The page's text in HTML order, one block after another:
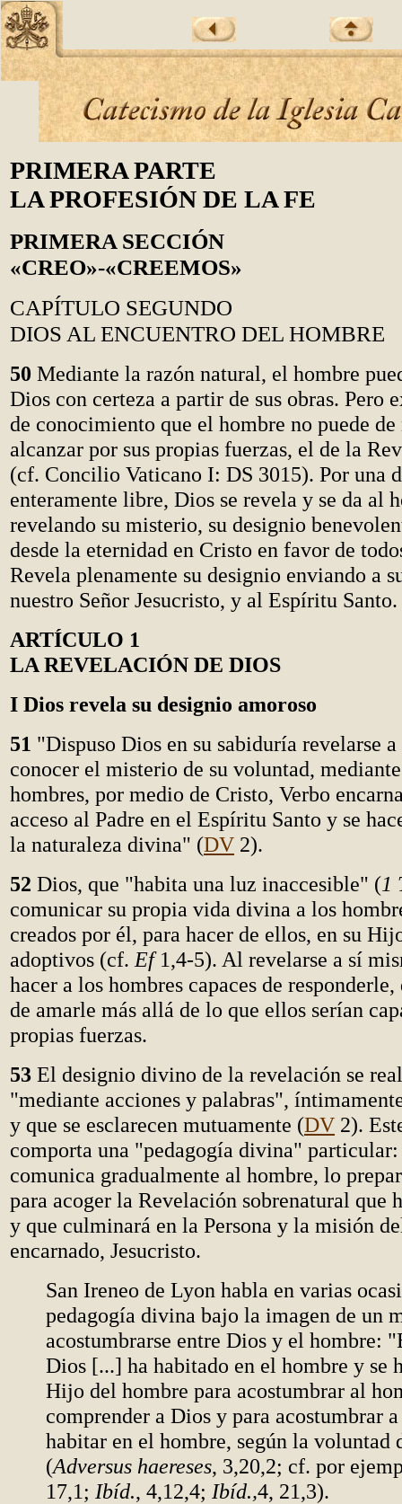
PRIMERA PARTE
LA PROFESIÓN DE LA FE
PRIMERA SECCIÓN
«CREO»-«CREEMOS»
CAPÍTULO SEGUNDO
DIOS AL ENCUENTRO DEL HOMBRE
50 Mediante la razón natural, el hombre
Dios con certeza a partir de sus obras. Pero
de conocimiento que el hombre no puede
alcanzar por sus propias fuerzas, el de la
(cf. Concilio Vaticano I: DS 3015). Por una
enteramente libre, Dios se revela y se da al
revelando su misterio, su designio
desde la eternidad en Cristo en favor de
Revela plenamente su designio enviando a
nuestro Señor Jesucristo, y al Espíritu Santo.
ARTÍCULO 1
LA REVELACIÓN DE DIOS
I Dios revela su designio amoroso
51 "Dispuso Dios en su sabiduría revelarse
conocer el misterio de su voluntad,
hombres, por medio de Cristo, Verbo
acceso al Padre en el Espíritu Santo y se
la naturaleza divina" (DV 2).
52 Dios, que "habita una luz inaccesible" (1
comunicar su propia vida divina a los
creados por él, para hacer de ellos, en su
adoptivos (cf. Ef1,4-5). Al revelarse a sí
hacer a los hombres capaces de
de amarle más allá de lo que ellos serían
propias fuerzas.
53 El designio divino de la revelación se
"mediante acciones y palabras",
y que se esclarecen mutuamente (DV 2).
comporta una "pedagogía divina" particular:
comunica gradualmente al hombre, lo
para acoger la Revelación sobrenatural que
y que culminará en la Persona y la misión
encarnado, Jesucristo.
San Ireneo de Lyon habla en varias
pedagogía divina bajo la imagen de un
acostumbrarse entre Dios y el hombre:
Dios [...] ha habitado en el hombre y se
Hijo del hombre para acostumbrar al
comprender a Dios y para acostumbrar
habitar en el hombre, según la voluntad
(Adversus haereses, 3,20,2; cf. por
17,1; Ibíd., 4,12,4; Ibíd.,4, 21,3).